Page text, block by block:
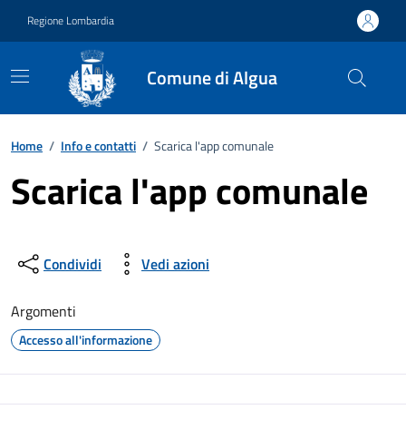
Regione Lombardia
Comune di Algua
Home / Info e contatti / Scarica l'app comunale
Scarica l'app comunale
Condividi Vedi azioni
Argomenti
Accesso all'informazione